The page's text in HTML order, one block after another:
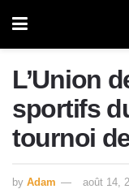
L’Union
sportifs
tournoi
by Adam août 14,